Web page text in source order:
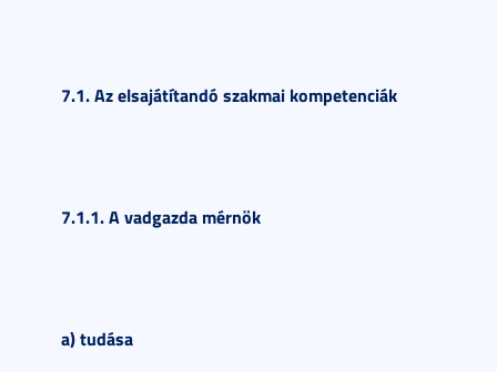
7.1. Az elsajátítandó szakmai kompetenciák
7.1.1. A vadgazda mérnök
a) tudása